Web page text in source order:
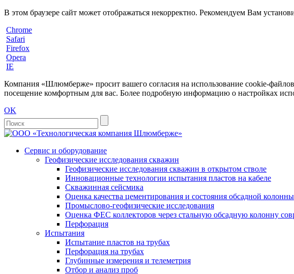
В этом браузере сайт может отображаться некорректно. Рекомендуем Вам
Chrome
Safari
Firefox
Opera
IE
Компания «Шлюмберже» просит вашего согласия на использование cookie-
посещение комфортным для вас. Более подробную информацию о настройках
OK
Сервис и оборудование
Геофизические исследования скважин
Геофизические исследования скважин в открытом стволе
Инновационные технологии испытания пластов на кабеле
Скважинная сейсмика
Оценка качества цементирования и состояния обсадной колонны
Промыслово-геофизические исследования
Оценка ФЕС коллекторов через стальную обсадную колонну
Перфорация
Испытания
Испытание пластов на трубах
Перфорация на трубах
Глубинные измерения и телеметрия
Отбор и анализ проб